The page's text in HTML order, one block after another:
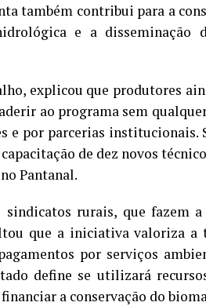
também contribui para a
e a disseminação
explicou que produtores
ao programa sem
e por parcerias institucionais.
de dez novos
Pantanal.
sindicatos rurais, que fazem
que a iniciativa valoriza a
por serviços
define se utilizará
a conservação do